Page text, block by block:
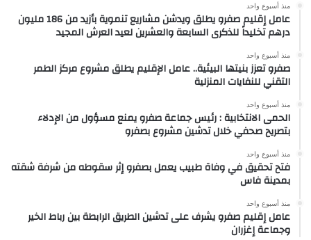
منذ أسبوع واحد
عامل إقليم صفرو يطلق ويدشن مشاريع تنموية بأزيد من 186 مليون
درهم تخليداً للذكرى السابعة والعشرين لعيد العرش المجيد
منذ أسبوع واحد
صفرو تعزز بنيتها البيئية.. عامل الإقليم يطلق مشروع مركز الطمر
التقني للنفايات المنزلية
منذ أسبوع واحد
الحمى الانتخابية : رئيس جماعة صفرو يمنع مسؤول من الإدلاء
بتصريح صحفي خلال تدشين مشروع بصفرو
منذ أسبوع واحد
فتح تحقيق في وفاة طبيب يعمل بصفرو إثر سقوطه من شرفة شقته
بمدينة فاس
منذ أسبوع واحد
عامل إقليم صفرو يشرف على تدشين الطريق الرابطة بين رباط الخير
وجماعة إغزران